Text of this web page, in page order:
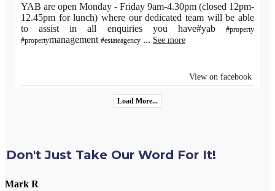
YAB are open Monday - Friday 9am-4.30pm (closed 12pm-
12.45pm for lunch) where our dedicated team will be able
to assist in all enquiries you have#yab
#property
#propertymanagement #estateagency ... See more
View on facebook
Load More...
Don't Just Take Our Word For It!
Mark R